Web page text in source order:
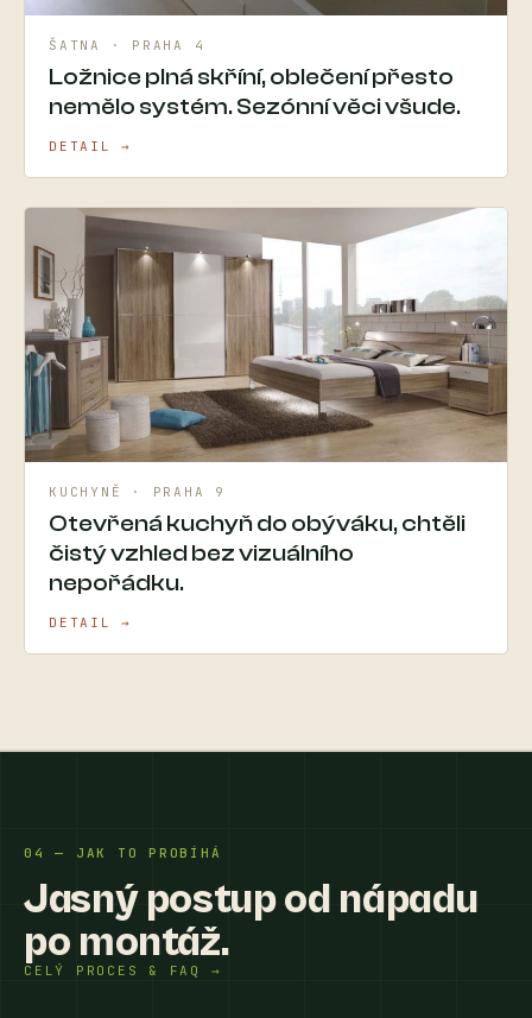
ŠATNA · PRAHA 4
Ložnice plná skříní, oblečení přesto
nemělo systém. Sezónní věci všude.
DETAIL →
KUCHYNĚ · PRAHA 9
Otevřená kuchyň do obýváku, chtěli
čistý vzhled bez vizuálního
nepořádku.
DETAIL →
04 — JAK TO PROBÍHÁ
Jasný postup od nápadu
po montáž.
CELÝ PROCES & FAQ →